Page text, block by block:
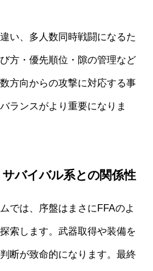
い、多人数同時戦闘になるた
方・優先順位・隙の管理など
方向からの攻撃に対応する事
ランスがより重要になりま
バイバル系との関係性
では、序盤はまさにFFAのよ
索します。武器取得や装備を
断が致命的になります。最終